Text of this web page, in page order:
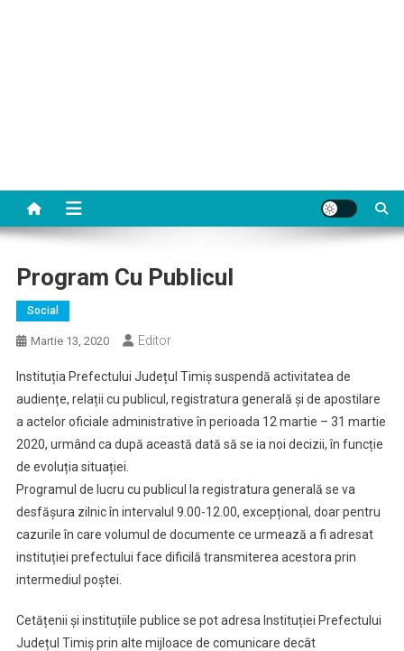
Program Cu Publicul
Social
Martie 13, 2020 Editor
Instituția Prefectului Județul Timiș suspendă activitatea de
audiențe, relații cu publicul, registratura generală și de apostilare
a actelor oficiale administrative în perioada 12 martie – 31 martie
2020, urmând ca după această dată să se ia noi decizii, în funcție
de evoluția situației.
Programul de lucru cu publicul la registratura generală se va
desfășura zilnic în intervalul 9.00-12.00, excepțional, doar pentru
cazurile în care volumul de documente ce urmează a fi adresat
instituției prefectului face dificilă transmiterea acestora prin
intermediul poștei.
Cetățenii și instituțiile publice se pot adresa Instituției Prefectului
Județul Timiș prin alte mijloace de comunicare decât